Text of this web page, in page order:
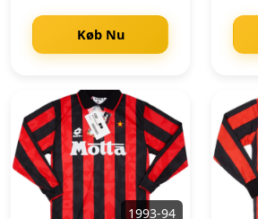
Køb Nu
1993-94